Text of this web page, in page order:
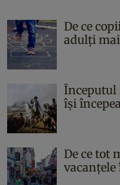
De ce
adulți
Începutul
îşi
De ce tot
vacanțele